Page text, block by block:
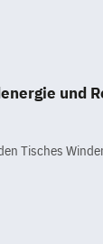
und
Tisches